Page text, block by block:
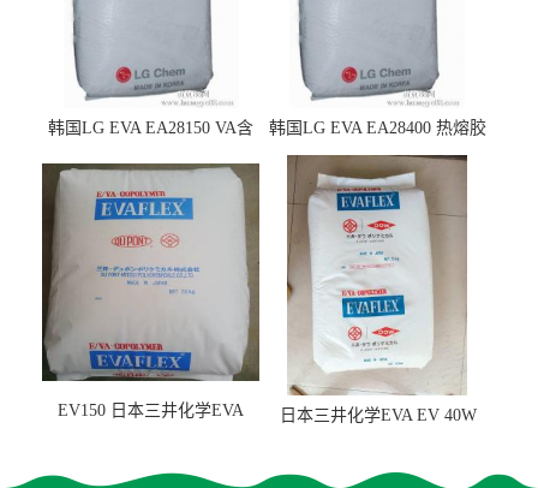
韩国LG EVA EA28150 VA含
韩国LG EVA EA28400 热熔胶
级 VA含量28 熔指400
EV150 日本三井化学EVA
日本三井化学EVA EV 40W